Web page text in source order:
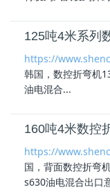
125吨4米系列
https://
韩国，数控折弯机
油电混合...
160吨4米数控
https://
国，背面数控折弯
s630油电混合出口